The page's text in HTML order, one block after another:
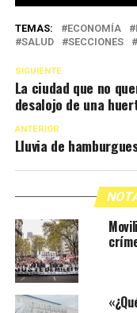
TEMAS: ECONOMÍA
SALUD
SECCIONES
SIGUIENTE
La ciudad que no
desalojo de una
ANTERIOR
Lluvia de